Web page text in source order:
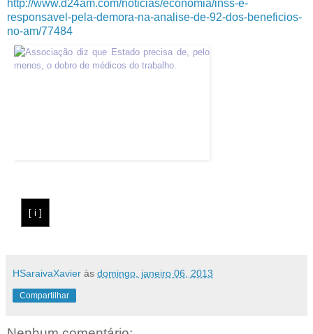
http://www.d24am.com/noticias/economia/inss-e-
responsavel-pela-demora-na-analise-de-92-dos-beneficios-
no-am/77484
[ i ]
HSaraivaXavier às domingo, janeiro 06, 2013
Compartilhar